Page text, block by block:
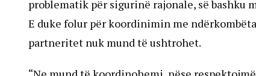
problematik për sigurinë rajonale, së bashku
E duke folur për koordinimin me
partneritet nuk mund të ushtrohet.